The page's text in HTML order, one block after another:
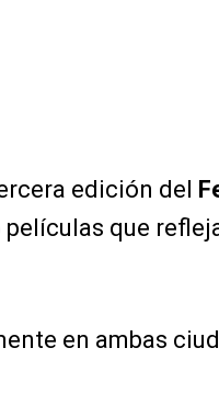
edición del
películas que
en ambas